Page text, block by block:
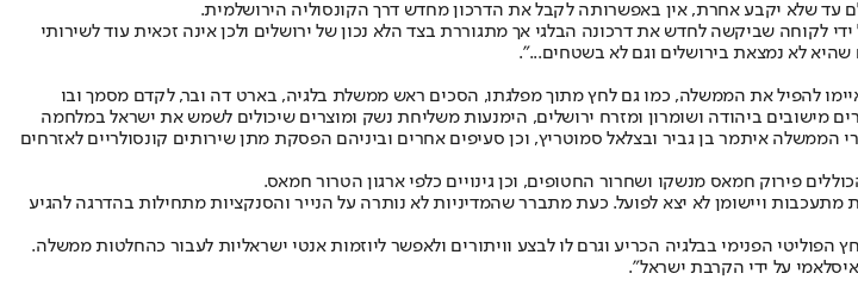
עד שלא יקבע אחרת, אין באפשרותה לקבל את הדרכון מחדש דרך הקונסוליה הירושלמית.
לקוחה שביקשה לחדש את דרכונה הבלגי אך מתגוררת בצד הלא נכון של ירושלים ולכן אינה זכאית עוד לשירותי
שהיא לא נמצאת בירושלים וגם לא בשטחים...".
להפיל את הממשלה, כמו גם לחץ מתוך מפלגתו, הסכים ראש ממשלת בלגיה, בארט דה ובר, לקדם מסמך ובו
כלל איסור יבוא מוצרים מישובים ביהודה ושומרון ומזרח ירושלים, הימנעות משליחת נשק ומוצרים שיכולים לשמש את ישראל במלחמה
הממשלה איתמר בן גביר ובצלאל סמוטריץ, וכן סעיפים אחרים וביניהם הפסקת מתן שירותים קונסולריים לאזרחים
פירוק חמאס מנשקו ושחרור החטופים, וכן גינויים כלפי ארגון הטרור חמאס.
ויישומן לא יצא לפועל. כעת מתברר שהמדיניות לא נותרה על הנייר והסנקציות מתחילות בהדרגה להגיע
הפנימי בבלגיה הכריע וגרם לו לבצע וויתורים ולאפשר ליוזמות אנטי ישראליות לעבור כהחלטות ממשלה.
על ידי הקרבת ישראל".